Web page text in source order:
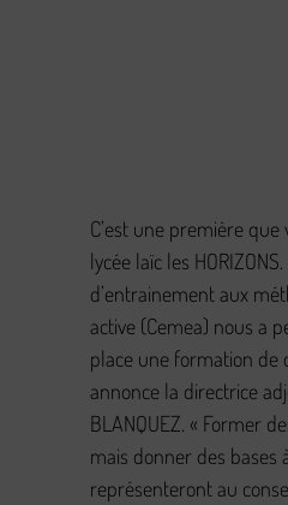
C’est une première
lycée laïc les
d’entrainement aux
active (Cemea) nous a
place une formation de
annonce la directrice
BLANQUEZ. « Former
mais donner des bases
représenteront au